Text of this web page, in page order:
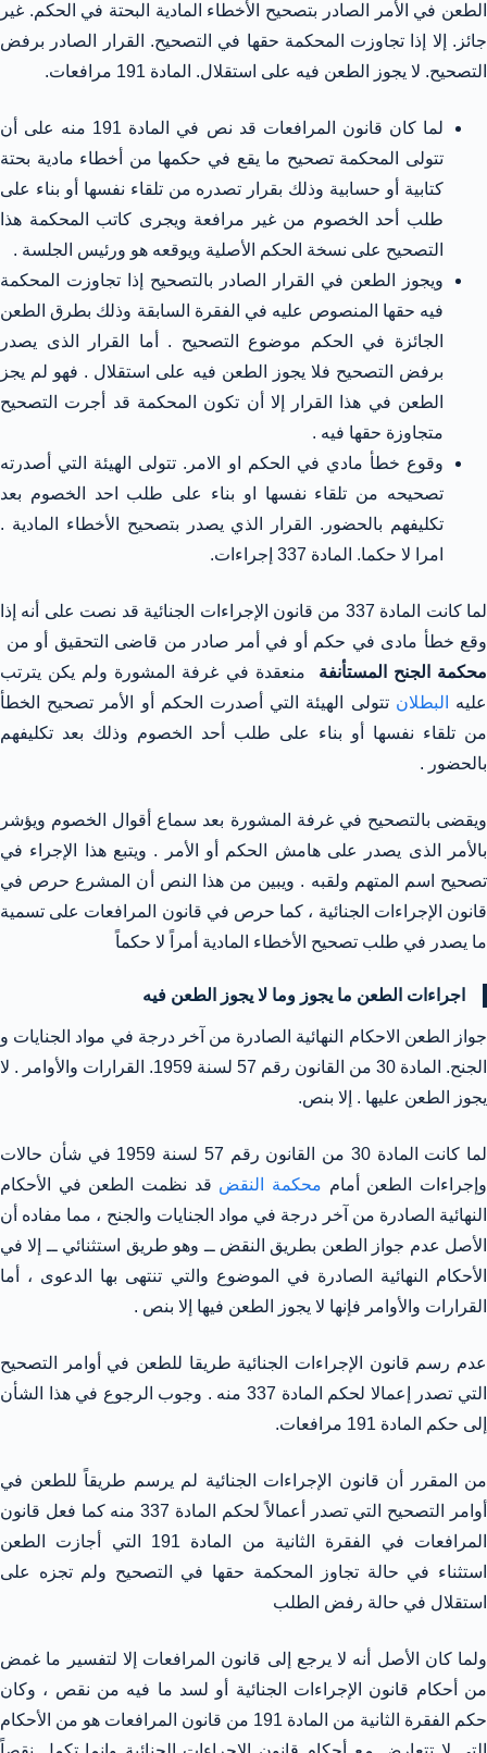
الطعن في الأمر الصادر بتصحيح الأخطاء المادية البحتة في الحكم. غير
جائز. إلا إذا تجاوزت المحكمة حقها في التصحيح. القرار الصادر برفض
التصحيح. لا يجوز الطعن فيه على استقلال. المادة 191 مرافعات.
لما كان قانون المرافعات قد نص في المادة 191 منه على أن
تتولى المحكمة تصحيح ما يقع في حكمها من أخطاء مادية بحتة
كتابية أو حسابية وذلك بقرار تصدره من تلقاء نفسها أو بناء على
طلب أحد الخصوم من غير مرافعة ويجرى كاتب المحكمة هذا
التصحيح على نسخة الحكم الأصلية ويوقعه هو ورئيس الجلسة .
ويجوز الطعن في القرار الصادر بالتصحيح إذا تجاوزت المحكمة
فيه حقها المنصوص عليه في الفقرة السابقة وذلك بطرق الطعن
الجائزة في الحكم موضوع التصحيح . أما القرار الذى يصدر
برفض التصحيح فلا يجوز الطعن فيه على استقلال . فهو لم يجز
الطعن في هذا القرار إلا أن تكون المحكمة قد أجرت التصحيح
متجاوزة حقها فيه .
وقوع خطأ مادي في الحكم او الامر. تتولى الهيئة التي أصدرته
تصحيحه من تلقاء نفسها او بناء على طلب احد الخصوم بعد
تكليفهم بالحضور. القرار الذي يصدر بتصحيح الأخطاء المادية .
امرا لا حكما. المادة 337 إجراءات.
لما كانت المادة 337 من قانون الإجراءات الجنائية قد نصت على أنه إذا
وقع خطأ مادى في حكم أو في أمر صادر من قاضى التحقيق أو من
محكمة الجنح المستأنفة
منعقدة في غرفة المشورة ولم يكن يترتب
عليه
البطلان تتولى الهيئة التي أصدرت الحكم أو الأمر تصحيح الخطأ
من تلقاء نفسها أو بناء على طلب أحد الخصوم وذلك بعد تكليفهم
بالحضور .
ويقضى بالتصحيح في غرفة المشورة بعد سماع أقوال الخصوم ويؤشر
بالأمر الذى يصدر على هامش الحكم أو الأمر . ويتبع هذا الإجراء في
تصحيح اسم المتهم ولقبه . ويبين من هذا النص أن المشرع حرص في
قانون الإجراءات الجنائية ، كما حرص في قانون المرافعات على تسمية
ما يصدر في طلب تصحيح الأخطاء المادية أمراً لا حكماً
اجراءات الطعن ما يجوز وما لا يجوز الطعن فيه
جواز الطعن الاحكام النهائية الصادرة من آخر درجة في مواد الجنايات و
الجنح. المادة 30 من القانون رقم 57 لسنة 1959. القرارات والأوامر . لا
يجوز الطعن عليها . إلا بنص.
لما كانت المادة 30 من القانون رقم 57 لسنة 1959 في شأن حالات
وإجراءات الطعن أمام محكمة النقض قد نظمت الطعن في الأحكام
النهائية الصادرة من آخر درجة في مواد الجنايات والجنح ، مما مفاده أن
الأصل عدم جواز الطعن بطريق النقض ــ وهو طريق استثنائي ــ إلا في
الأحكام النهائية الصادرة في الموضوع والتي تنتهى بها الدعوى ، أما
القرارات والأوامر فإنها لا يجوز الطعن فيها إلا بنص .
عدم رسم قانون الإجراءات الجنائية طريقا للطعن في أوامر التصحيح
التي تصدر إعمالا لحكم المادة 337 منه . وجوب الرجوع في هذا الشأن
إلى حكم المادة 191 مرافعات.
من المقرر أن قانون الإجراءات الجنائية لم يرسم طريقاً للطعن في
أوامر التصحيح التي تصدر أعمالاً لحكم المادة 337 منه كما فعل قانون
المرافعات في الفقرة الثانية من المادة 191 التي أجازت الطعن
استثناء في حالة تجاوز المحكمة حقها في التصحيح ولم تجزه على
استقلال في حالة رفض الطلب
ولما كان الأصل أنه لا يرجع إلى قانون المرافعات إلا لتفسير ما غمض
من أحكام قانون الإجراءات الجنائية أو لسد ما فيه من نقص ، وكان
حكم الفقرة الثانية من المادة 191 من قانون المرافعات هو من الأحكام